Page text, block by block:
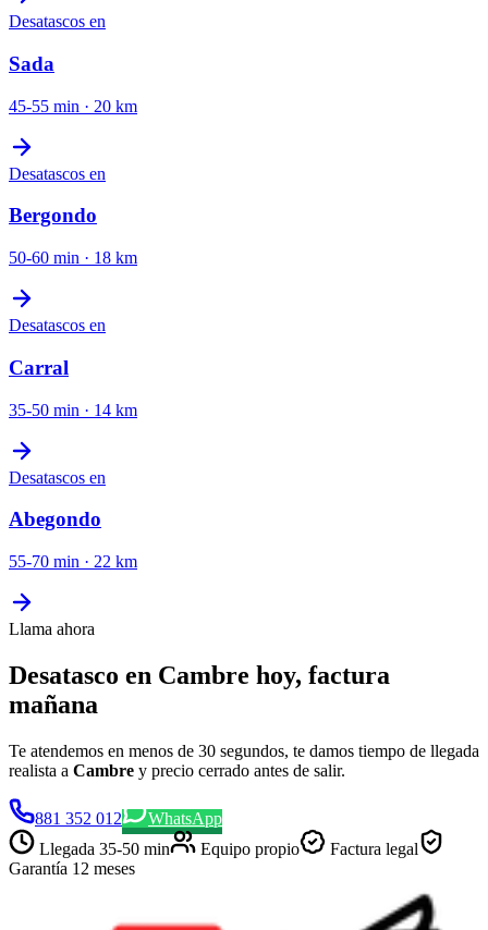
Desatascos en
Sada
45-55 min · 20 km
Desatascos en
Bergondo
50-60 min · 18 km
Desatascos en
Carral
35-50 min · 14 km
Desatascos en
Abegondo
55-70 min · 22 km
Llama ahora
Desatasco en Cambre hoy, factura
mañana
Te atendemos en menos de 30 segundos, te damos tiempo de llegada
realista a Cambre y precio cerrado antes de salir.
881 352 012
WhatsApp
Llegada 35-50 min Equipo propio
Factura legal
Garantía 12 meses